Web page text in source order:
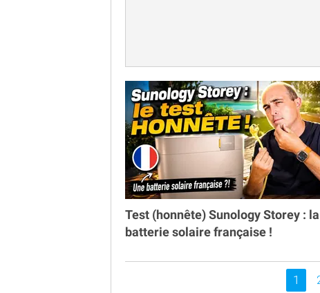
Test (honnête) Sunology Storey : la
batterie solaire française !
1